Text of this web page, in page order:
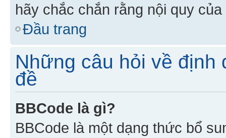
hãy chắc chắn rằng nội quy
Đầu trang
Những câu hỏi về định
đề
BBCode là gì?
BBCode là một dạng thức bổ